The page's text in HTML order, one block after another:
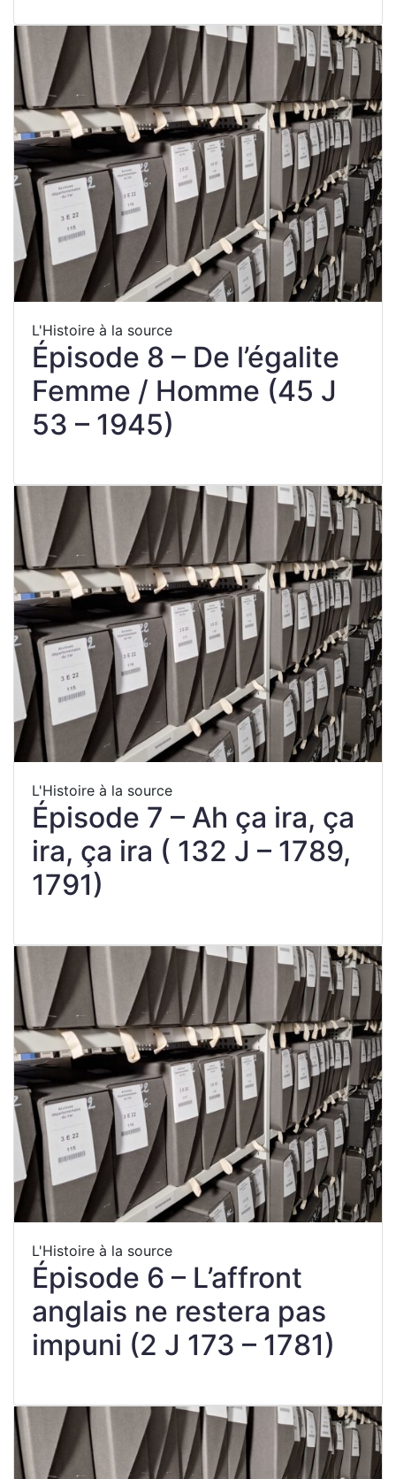
L'Histoire à la source
Épisode 8 – De l’égalite
Femme / Homme (45 J
53 – 1945)
L'Histoire à la source
Épisode 7 – Ah ça ira, ça
ira, ça ira ( 132 J – 1789,
1791)
L'Histoire à la source
Épisode 6 – L’affront
anglais ne restera pas
impuni (2 J 173 – 1781)